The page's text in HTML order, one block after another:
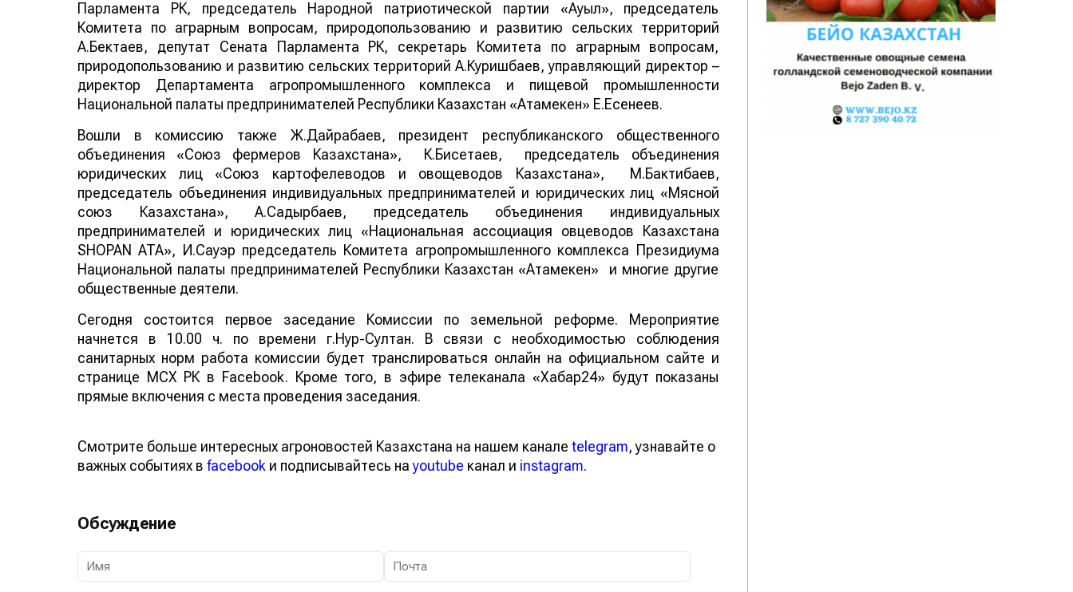
Парламента РК, председатель Народной патриотической партии «Ауыл», председатель
Комитета по аграрным вопросам, природопользованию и развитию сельских территорий
А.Бектаев, депутат Сената Парламента РК, секретарь Комитета по аграрным вопросам,
природопользованию и развитию сельских территорий А.Куришбаев, управляющий директор –
директор Департамента агропромышленного комплекса и пищевой промышленности
Национальной палаты предпринимателей Республики Казахстан «Атамекен» Е.Есенеев.
Вошли в комиссию также Ж.Дайрабаев, президент республиканского общественного
объединения «Союз фермеров Казахстана», К.Бисетаев, председатель объединения
юридических лиц «Союз картофелеводов и овощеводов Казахстана», М.Бактибаев,
председатель объединения индивидуальных предпринимателей и юридических лиц «Мясной
союз Казахстана», А.Садырбаев, председатель объединения индивидуальных
предпринимателей и юридических лиц «Национальная ассоциация овцеводов Казахстана
SHOPAN ATA», И.Сауэр председатель Комитета агропромышленного комплекса Президиума
Национальной палаты предпринимателей Республики Казахстан «Атамекен» и многие другие
общественные деятели.
Сегодня состоится первое заседание Комиссии по земельной реформе. Мероприятие
начнется в 10.00 ч. по времени г.Нур-Султан. В связи с необходимостью соблюдения
санитарных норм работа комиссии будет транслироваться онлайн на официальном сайте и
странице МСХ РК в Facebook. Кроме того, в эфире телеканала «Хабар24» будут показаны
прямые включения с места проведения заседания.
Смотрите больше интересных агроновостей Казахстана на нашем канале telegram, узнавайте о
важных событиях в facebook и подписывайтесь наyoutube канал и instagram.
Обсуждение